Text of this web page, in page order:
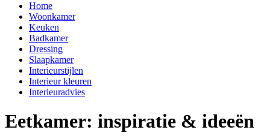
Home
Woonkamer
Keuken
Badkamer
Dressing
Slaapkamer
Interieurstijlen
Interieur kleuren
Interieuradvies
Eetkamer: inspiratie & ideeën